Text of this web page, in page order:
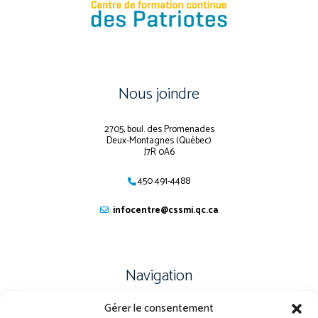
Gérer le consentement
Nous joindre
2705, boul. des Promenades
Deux-Montagnes (Québec)
J7R 0A6
450 491-4488
infocentre@cssmi.qc.ca
Navigation
PLAN DU SITE